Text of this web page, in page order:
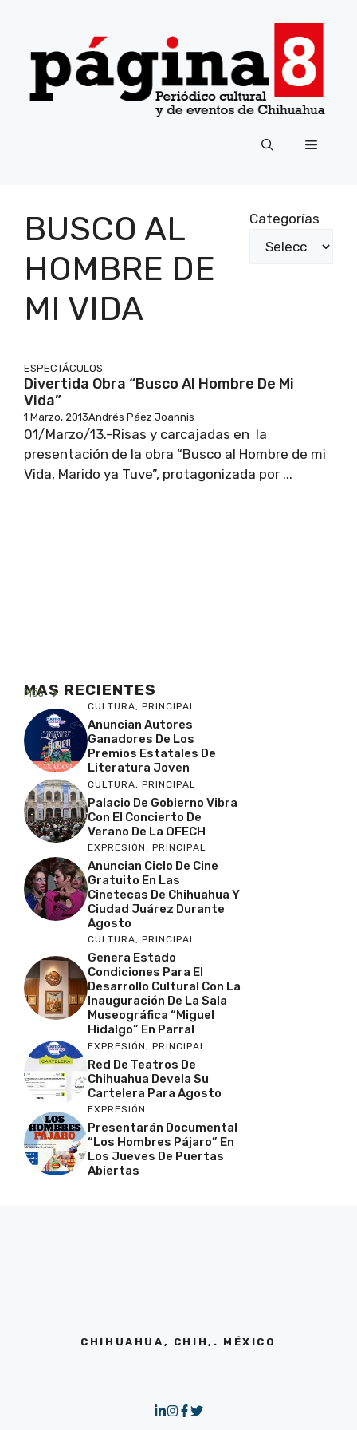
contenido
Menú
BUSCO AL
HOMBRE DE
MI VIDA
Categorías
ESPECTÁCULOS
Divertida Obra “Busco Al Hombre De Mi
Vida”
1 Marzo, 2013Andrés Páez Joannis
01/Marzo/13.-Risas y carcajadas en la
presentación de la obra “Busco al Hombre de mi
Vida, Marido ya Tuve”, protagonizada por ...
MAS RECIENTES
Más
CULTURA, PRINCIPAL
Anuncian Autores
Ganadores De Los
Premios Estatales De
Literatura Joven
CULTURA, PRINCIPAL
Palacio De Gobierno Vibra
Con El Concierto De
Verano De La OFECH
EXPRESIÓN, PRINCIPAL
Anuncian Ciclo De Cine
Gratuito En Las
Cinetecas De Chihuahua Y
Ciudad Juárez Durante
Agosto
CULTURA, PRINCIPAL
Genera Estado
Condiciones Para El
Desarrollo Cultural Con La
Inauguración De La Sala
Museográfica “Miguel
Hidalgo” En Parral
EXPRESIÓN , PRINCIPAL
Red De Teatros De
Chihuahua Devela Su
Cartelera Para Agosto
EXPRESIÓN
Presentarán Documental
“Los Hombres Pájaro” En
Los Jueves De Puertas
Abiertas
CHIHUAHUA, CHIH,. MÉXICO